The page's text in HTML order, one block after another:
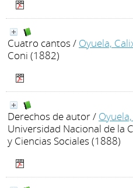
Cuatro cantos / Oyuela,
Coni (1882)
Derechos de autor/
Universidad Nacional de la
y Ciencias Sociales (1888)